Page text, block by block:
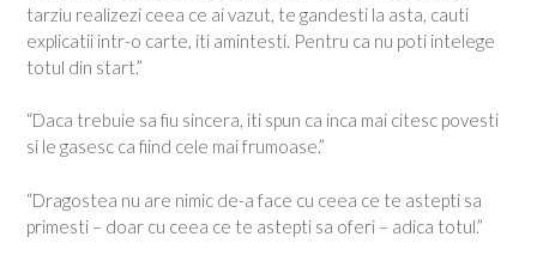
tarziu realizezi ceea ce ai vazut, te gandesti la asta, cauti
explicatii intr-o carte, iti amintesti. Pentru ca nu poti intelege
totul din start.”
“Daca trebuie sa fiu sincera, iti spun ca inca mai citesc povesti
si le gasesc ca fiind cele mai frumoase.”
“Dragostea nu are nimic de-a face cu ceea ce te astepti sa
primesti – doar cu ceea ce te astepti sa oferi – adica totul.”